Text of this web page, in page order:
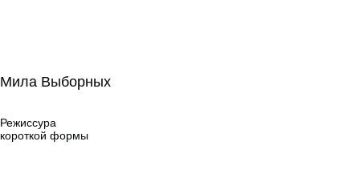
Мила Выборных
Режиссура
короткой формы